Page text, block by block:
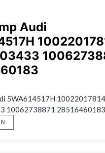
Audi
5WA614517H 10022017814
10062738871 28516460183